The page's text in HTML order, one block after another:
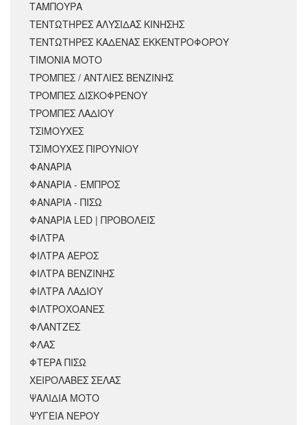
ΤΑΜΠΟΥΡΑ
ΤΕΝΤΩΤΗΡΕΣ ΑΛΥΣΙΔΑΣ ΚΙΝΗΣΗΣ
ΤΕΝΤΩΤΗΡΕΣ ΚΑΔΕΝΑΣ ΕΚΚΕΝΤΡΟΦΟΡΟΥ
ΤΙΜΟΝΙΑ ΜΟΤΟ
ΤΡΟΜΠΕΣ / ΑΝΤΛΙΕΣ ΒΕΝΖΙΝΗΣ
ΤΡΟΜΠΕΣ ΔΙΣΚΟΦΡΕΝΟΥ
ΤΡΟΜΠΕΣ ΛΑΔΙΟΥ
ΤΣΙΜΟΥΧΕΣ
ΤΣΙΜΟΥΧΕΣ ΠΙΡΟΥΝΙΟΥ
ΦΑΝΑΡΙΑ
ΦΑΝΑΡΙΑ - ΕΜΠΡΟΣ
ΦΑΝΑΡΙΑ - ΠΙΣΩ
ΦΑΝΑΡΙΑ LED | ΠΡΟΒΟΛΕΙΣ
ΦΙΛΤΡΑ
ΦΙΛΤΡΑ ΑΕΡΟΣ
ΦΙΛΤΡΑ ΒΕΝΖΙΝΗΣ
ΦΙΛΤΡΑ ΛΑΔΙΟΥ
ΦΙΛΤΡΟΧΟΑΝΕΣ
ΦΛΑΝΤΖΕΣ
ΦΛΑΣ
ΦΤΕΡΑ ΠΙΣΩ
ΧΕΙΡΟΛΑΒΕΣ ΣΕΛΑΣ
ΨΑΛΙΔΙΑ ΜΟΤΟ
ΨΥΓΕΙΑ ΝΕΡΟΥ